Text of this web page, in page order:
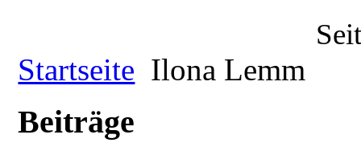
Startseite Ilona Lemm
Beiträge